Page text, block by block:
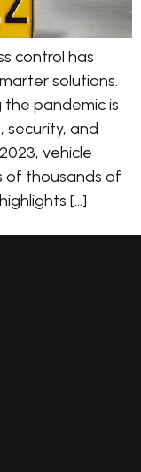
control has
solutions.
pandemic is
and
vehicle
of thousands of
[…]